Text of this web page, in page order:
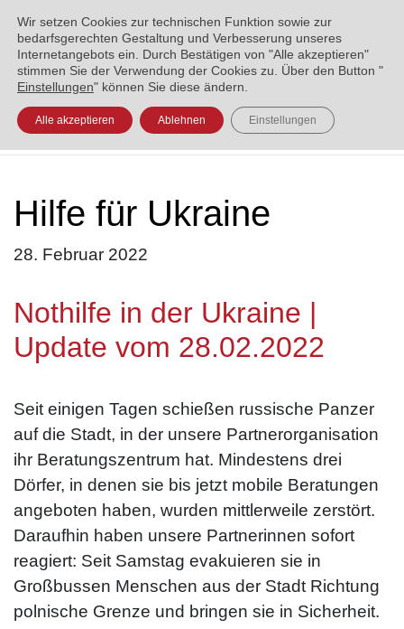
ENGLISH العربية УКРАЇНСЬКА
Hilfe für Ukraine
28. Februar 2022
Nothilfe in der Ukraine |
Update vom 28.02.2022
Seit einigen Tagen schießen russische Panzer
auf die Stadt, in der unsere Partnerorganisation
ihr Beratungszentrum hat. Mindestens drei
Dörfer, in denen sie bis jetzt mobile Beratungen
angeboten haben, wurden mittlerweile zerstört.
Daraufhin haben unsere Partnerinnen sofort
reagiert: Seit Samstag evakuieren sie in
Großbussen Menschen aus der Stadt Richtung
polnische Grenze und bringen sie in Sicherheit.
Wir setzen Cookies zur technischen Funktion sowie zur
bedarfsgerechten Gestaltung und Verbesserung unseres
Internetangebots ein. Durch Bestätigen von "Alle akzeptieren"
stimmen Sie der Verwendung der Cookies zu. Über den Button "
Einstellungen" können Sie diese ändern.
Alle akzeptieren Ablehnen Einstellungen